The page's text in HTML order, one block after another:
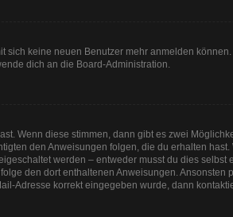
keine neuen Benutzer mehr anmelden
dich an die Board-Administration.
Wenn diese stimmen, dann gibt es zwei
den Anweisungen folgen, die du erhalten
werden – entweder musst du dies selbst
den dort enthaltenen Anweisungen.
Adresse korrekt eingegeben wurde, dann